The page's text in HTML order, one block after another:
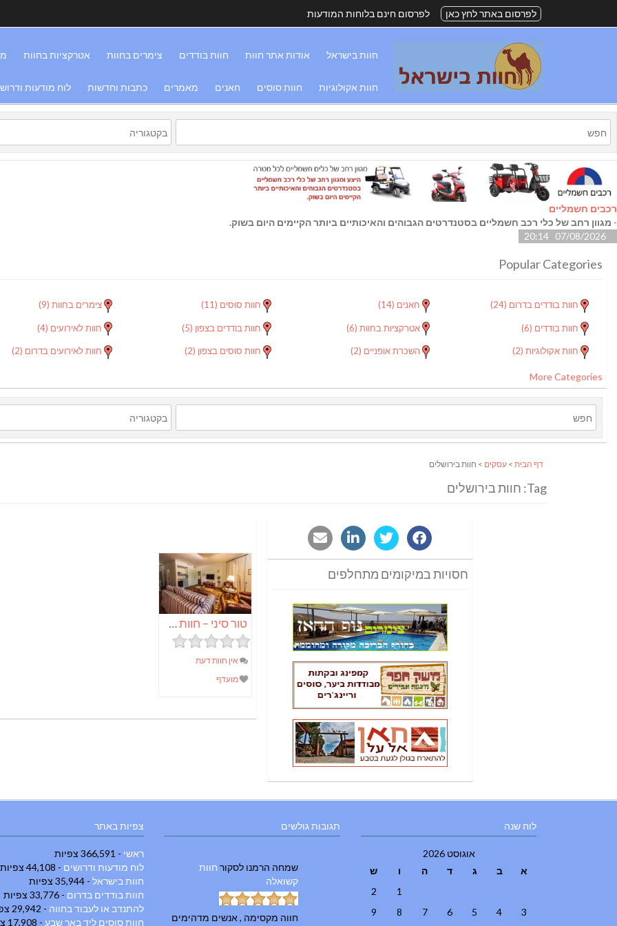
לפרסום באתר לחץ כאן לפרסום חינם בלוחות המודעות
חוות בישראל אודות אתר חוות חוות בודדים צימרים בחוות אטרקציות בחוות
חוות אקולוגיות חוות סוסים חאנים מאמרים כתבות וחדשות לוח מודעות
רכבים חשמליים
- מגוון רחב של כלי רכב חשמליים בסטנדרטים הגבוהים והאיכותיים ביותר הקיימים היום בשוק.
07/08/2026 20:14
Popular Categories
חוות בודדים בדרום (24) חאנים (14) חוות סוסים (11) צימרים בחוות (9)
חוות בודדים (6) אטרקציות בחוות (6) חוות בודדים בצפון (5) חוות לאירועים (4)
חוות אקולוגיות (2) השכרת אופניים (2) חוות סוסים בצפון (2) חוות לאירועים בדרום (2)
More Categories
דף הבית > עסקים > חוות בירושלים
Tag: חוות בירושלים
טור סיני – חוות נופש אורגנית
אין חוות דעת
מועדף
חסויות במיקומים מתחלפים
צפיות באתר
ראשי - 366,591 צפיות
לוח מודעות ודרושים - 44,108 צפיות
חוות בישראל - 35,944 צפיות
חוות בודדים בדרום - 33,776 צפיות
להתנדב או לעבוד בחווה - 29,942 צפיות
חוות סוסים ליד באר שבע - 17,908 צפיות
תגובות גולשים
שמחה הרמנו לסקור חוות
קשואלה
חווה מקסימה , אנשים מדהימים
לוח שנה
אוגוסט 2026
א
ב ג ד ה ו
ש
1
2
3
4
5
6
7
8
9